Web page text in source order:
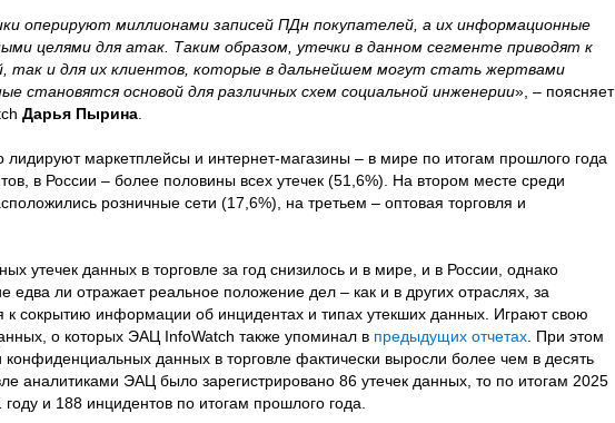
оперируют миллионами записей ПДн покупателей, а их информационные
целями для атак. Таким образом, утечки в данном сегменте приводят к
так и для их клиентов, которые в дальнейшем могут стать жертвами
становятся основой для различных схем социальной инженерии», – поясняет
Дарья Пырина
маркетплейсы и интернет-магазины – в мире по итогам прошлого года
в России – более половины всех утечек (51,6%). На втором месте среди
розничные сети (17,6%), на третьем – оптовая торговля и
утечек данных в торговле за год снизилось и в мире, и в России, однако
едва ли отражает реальное положение дел – как и в других отраслях, за
к сокрытию информации об инцидентах и типах утекших данных. Играют свою
о которых ЭАЦ InfoWatch также упоминал в предыдущих отчетах . При этом
конфиденциальных данных в торговле фактически выросли более чем в десять
аналитиками ЭАЦ было зарегистрировано 86 утечек данных, то по итогам 2025
и 188 инцидентов по итогам прошлого года.